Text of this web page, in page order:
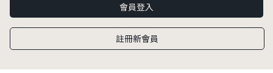
會員登入
註冊新會員